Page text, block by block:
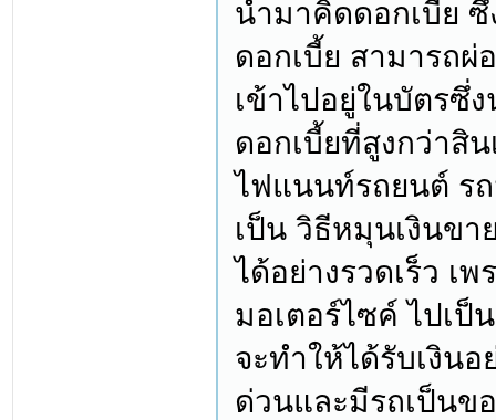
นำมาคิดดอกเบี้ย
ดอกเบี้ย สามารถ
เข้าไปอยู่ในบัตรซึ่
ดอกเบี้ยที่สูงกว่าสิ
ไฟแนนท์รถยนต์ ร
เป็น วิธีหมุนเงินขา
ได้อย่างรวดเร็ว เ
มอเตอร์ไซค์ ไปเ
จะทำให้ได้รับเงินอ
ด่วนและมีรถเป็นข